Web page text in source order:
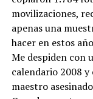
movilizaciones,
apenas una
hacer en estos
Me despiden con
calendario 2008
maestro